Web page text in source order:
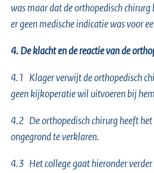
was maar dat de orthopedisch
er geen medische indicatie was voor
4. De klacht en de reactie van de
4.1 Klager verwijt de orthopedisch
geen kijkoperatie wil uitvoeren bij
4.2 De orthopedisch chirurg heeft
ongegrond te verklaren.
4.3 Het college gaat hieronder